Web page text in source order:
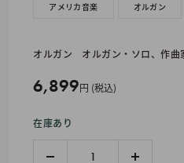
アメリカ音楽 オルガン
オルガン オルガン・ソロ、作曲
販
価
格
6,899円 (税込)
在庫あり